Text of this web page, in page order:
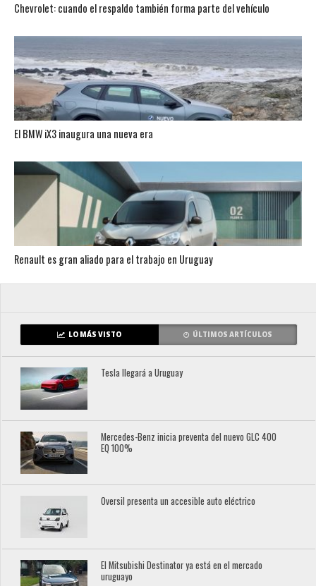
Chevrolet: cuando el respaldo también forma parte del vehículo
El BMW iX3 inaugura una nueva era
Renault es gran aliado para el trabajo en Uruguay
LO MÁS VISTO ÚLTIMOS ARTÍCULOS
Tesla llegará a Uruguay
Mercedes-Benz inicia preventa del nuevo GLC 400
EQ 100%
Oversil presenta un accesible auto eléctrico
El Mitsubishi Destinator ya está en el mercado
uruguayo